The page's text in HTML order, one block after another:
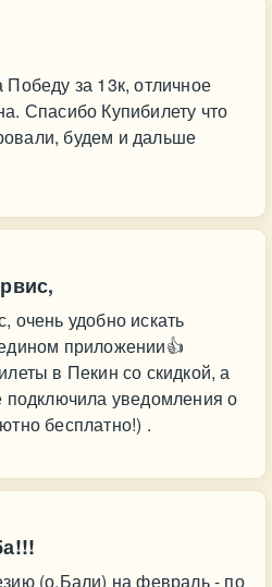
за 13к, отличное
Спасибо Купибилету что
будем и дальше
очень удобно искать
приложении👍
в Пекин со скидкой, а
подключила уведомления о
бесплатно!) .
(о.Бали) на февраль - по